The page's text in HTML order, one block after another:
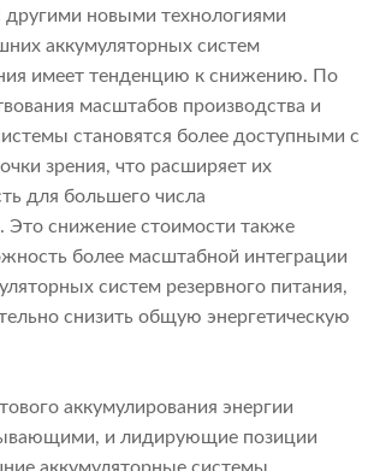
другими новыми технологиями
аккумуляторных систем
имеет тенденцию к снижению. По
масштабов производства и
становятся более доступными с
зрения, что расширяет их
для большего числа
Это снижение стоимости также
более масштабной интеграции
систем резервного питания,
снизить общую энергетическую
аккумулирования энергии
и лидирующие позиции